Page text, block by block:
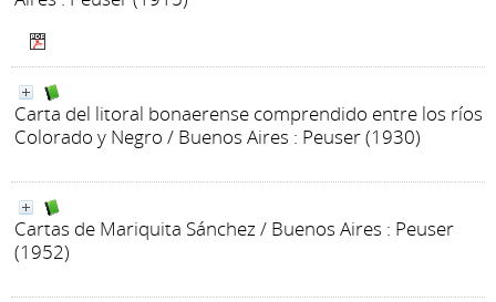
Carta del litoral bonaerense comprendido entre los ríos
Colorado y Negro / Buenos Aires : Peuser (1930)
Cartas de Mariquita Sánchez/ Buenos Aires : Peuser
(1952)